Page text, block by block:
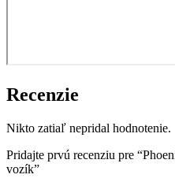
Recenzie
Nikto zatiaľ nepridal hodnotenie.
Pridajte prvú recenziu pre
vozík”